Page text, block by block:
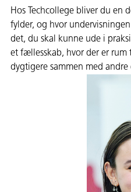
Hos Techcollege bliver du en
fylder, og hvor
det, du skal kunne ude i
et fællesskab, hvor der er
dygtigere sammen med andre